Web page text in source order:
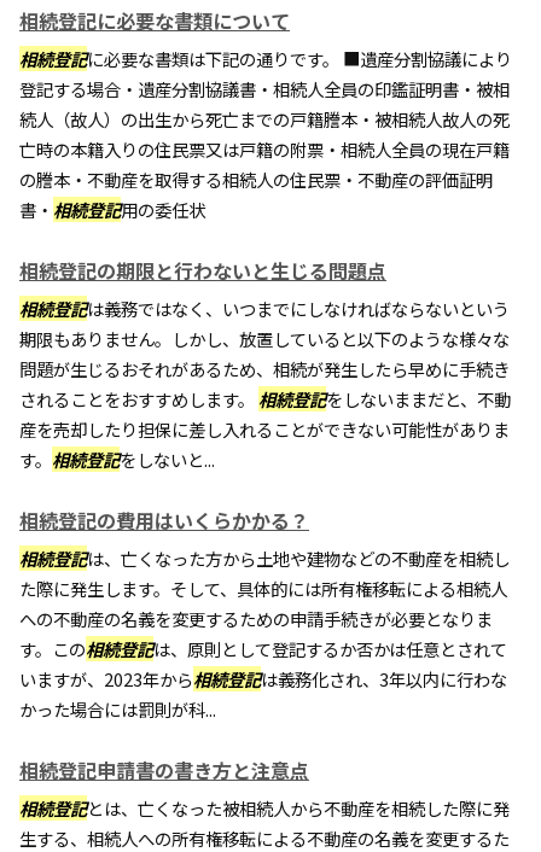
相続登記に必要な書類について
相続登記に必要な書類は下記の通りです。 ■遺産分割協議により
登記する場合・遺産分割協議書・相続人全員の印鑑証明書・被相
続人（故人）の出生から死亡までの戸籍謄本・被相続人故人の死
亡時の本籍入りの住民票又は戸籍の附票・相続人全員の現在戸籍
の謄本・不動産を取得する相続人の住民票・不動産の評価証明
書・ 相続登記用の委任状
相続登記の期限と行わないと生じる問題点
相続登記は義務ではなく、いつまでにしなければならないという
期限もありません。しかし、放置していると以下のような様々な
問題が生じるおそれがあるため、相続が発生したら早めに手続き
されることをおすすめします。 相続登記をしないままだと、不動
産を売却したり担保に差し入れることができない可能性がありま
す。 相続登記をしないと...
相続登記の費用はいくらかかる？
相続登記は、亡くなった方から土地や建物などの不動産を相続し
た際に発生します。そして、具体的には所有権移転による相続人
への不動産の名義を変更するための申請手続きが必要となりま
す。この相続登記は、原則として登記するか否かは任意とされて
いますが、2023年から相続登記は義務化され、3年以内に行わな
かった場合には罰則が科...
相続登記申請書の書き方と注意点
相続登記とは、亡くなった被相続人から不動産を相続した際に発
生する、相続人への所有権移転による不動産の名義を変更するた